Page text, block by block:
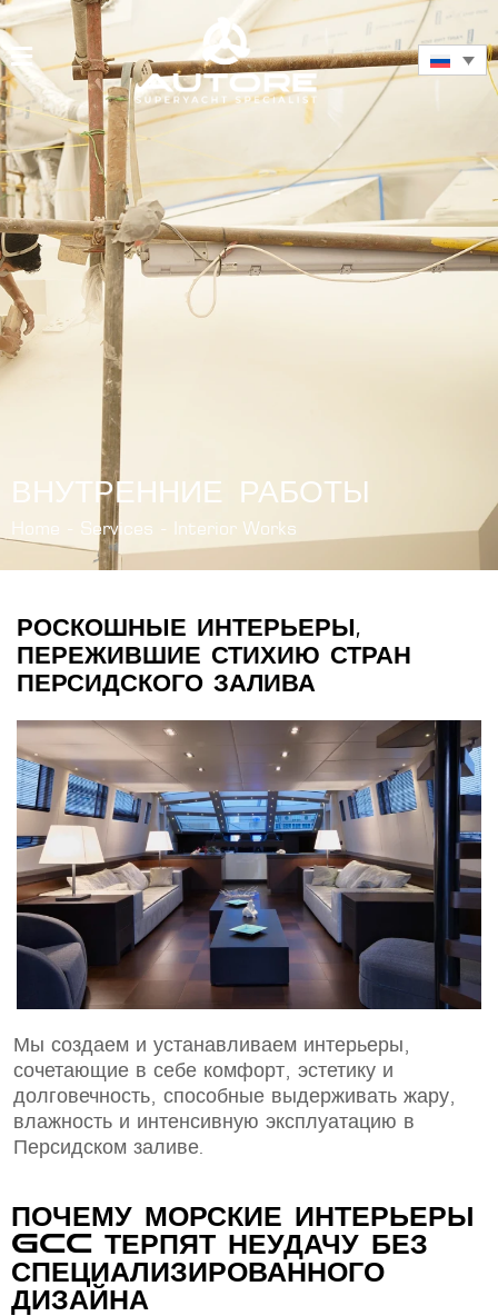
ВНУТРЕННИЕ РАБОТЫ
Home Services Interior Works
РОСКОШНЫЕ ИНТЕРЬЕРЫ,
ПЕРЕЖИВШИЕ СТИХИЮ СТРАН
ПЕРСИДСКОГО ЗАЛИВА
Мы создаем и устанавливаем интерьеры,
сочетающие в себе комфорт, эстетику и
долговечность, способные выдерживать жару,
влажность и интенсивную эксплуатацию в
Персидском заливе.
ПОЧЕМУ МОРСКИЕ ИНТЕРЬЕРЫ
GCC ТЕРПЯТ НЕУДАЧУ БЕЗ
СПЕЦИАЛИЗИРОВАННОГО
ДИЗАЙНА